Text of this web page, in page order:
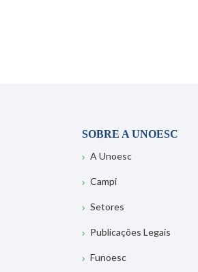
SOBRE A UNOESC
A Unoesc
Campi
Setores
Publicações Legais
Funoesc